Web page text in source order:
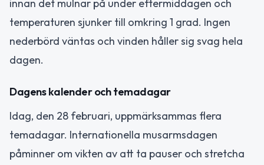
innan det mulnar på under eftermiddagen och
temperaturen sjunker till omkring 1 grad. Ingen
nederbörd väntas och vinden håller sig svag hela
dagen.
Dagens kalender och temadagar
Idag, den 28 februari, uppmärksammas flera
temadagar. Internationella musarmsdagen
påminner om vikten av att ta pauser och stretcha